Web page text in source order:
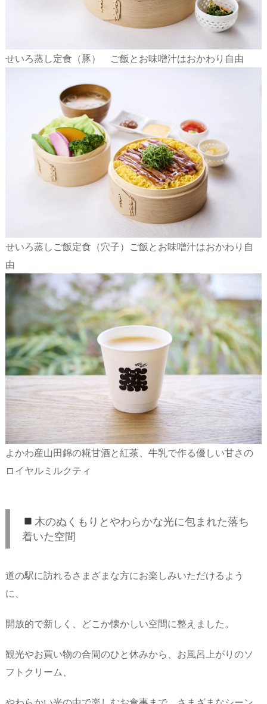
せいろ蒸し定食（豚） ご飯とお味噌汁はおかわり自由
せいろ蒸しご飯定食（穴子）ご飯とお味噌汁はおかわり自
由
よかわ産山田錦の糀甘酒と紅茶、牛乳で作る優しい甘さの
ロイヤルミルクティ
木のぬくもりとやわらかな光に包まれた落ち
着いた空間
道の駅に訪れるさまざまな方にお楽しみいただけるよう
に、
開放的で新しく、どこか懐かしい空間に整えました。
観光やお買い物の合間のひと休みから、お風呂上がりのソ
フトクリーム、